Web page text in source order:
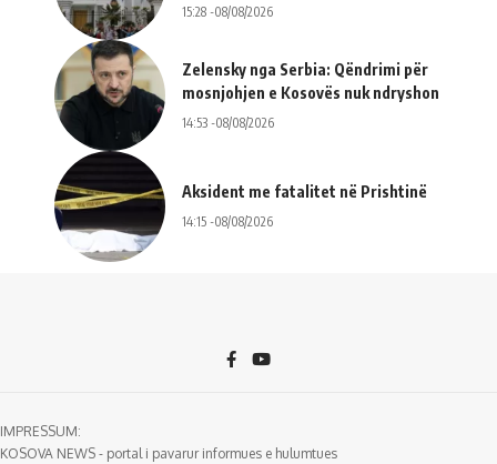
15:28 -08/08/2026
Zelensky nga Serbia: Qëndrimi për
mosnjohjen e Kosovës nuk ndryshon
14:53 -08/08/2026
Aksident me fatalitet në Prishtinë
14:15 -08/08/2026
IMPRESSUM:
KOSOVA NEWS - portal i pavarur informues e hulumtues